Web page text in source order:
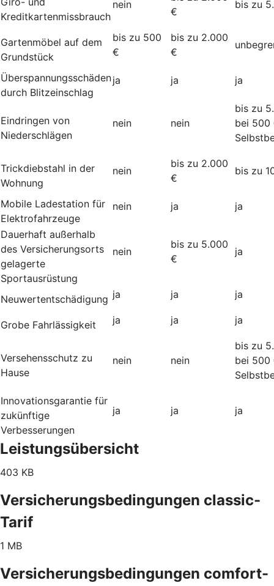
Kreditkartenmissbrauch
nein
€
bis zu
Gartenmöbel auf dem
Grundstück
bis zu 500
€
bis zu 2.000
€
Überspannungsschäden
durch Blitzeinschlag
ja ja ja
Eindringen von
Niederschlägen
nein nein
bis zu
bei 500
Trickdiebstahl in der
Wohnung
nein
bis zu 2.000
€
bis zu
Mobile Ladestation für
Elektrofahrzeuge
nein ja ja
Dauerhaft außerhalb
des Versicherungsorts
gelagerte
Sportausrüstung
nein
bis zu 5.000
€
ja
Neuwertentschädigung ja ja ja
Grobe Fahrlässigkeit ja ja ja
Versehensschutz zu
Hause
nein nein
bis zu
bei 500
Innovationsgarantie für
zukünftige
Verbesserungen
ja ja ja
Leistungsübersicht
403 KB
Versicherungsbedingungen classic-
Tarif
1 MB
Versicherungsbedingungen comfort-